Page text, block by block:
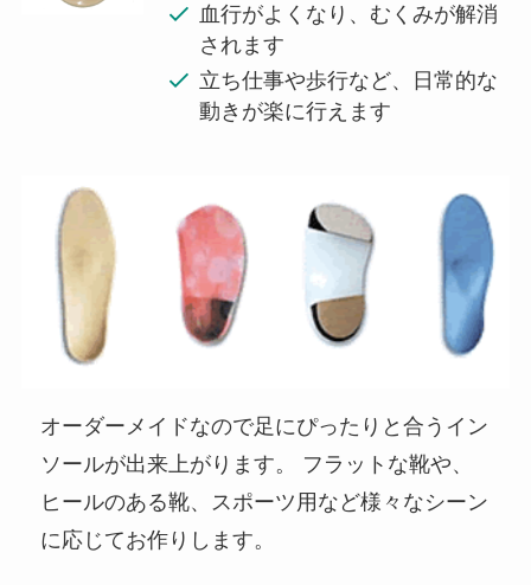
血行がよくなり、むくみが解消
されます
立ち仕事や歩行など、日常的な
動きが楽に行えます
オーダーメイドなので足にぴったりと合うイン
ソールが出来上がります。 フラットな靴や、
ヒールのある靴、スポーツ用など様々なシーン
に応じてお作りします。